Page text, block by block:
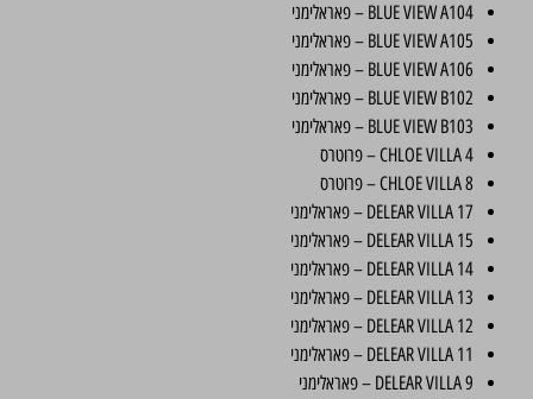
BLUE VIEW A104 – פאראלימני
BLUE VIEW A105 – פאראלימני
BLUE VIEW A106 – פאראלימני
BLUE VIEW B102 – פאראלימני
BLUE VIEW B103 – פאראלימני
CHLOE VILLA 4 – פרוטרס
CHLOE VILLA 8 – פרוטרס
DELEAR VILLA 17 – פאראלימני
DELEAR VILLA 15 – פאראלימני
DELEAR VILLA 14 – פאראלימני
DELEAR VILLA 13 – פאראלימני
DELEAR VILLA 12 – פאראלימני
DELEAR VILLA 11 – פאראלימני
DELEAR VILLA 9 – פאראלימני